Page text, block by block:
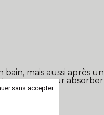
mais aussi après
conçues pour
sans accepter